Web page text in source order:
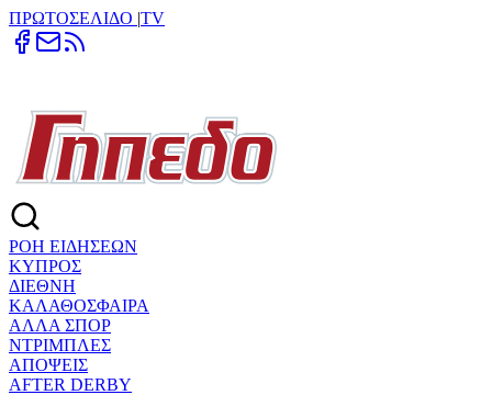
ΠΡΩΤΟΣΕΛΙΔΟ |TV
ΡΟΗ ΕΙΔΗΣΕΩΝ
ΚΥΠΡΟΣ
ΔΙΕΘΝΗ
ΚΑΛΑΘΟΣΦΑΙΡΑ
ΑΛΛΑ ΣΠΟΡ
ΝΤΡΙΜΠΛΕΣ
ΑΠΟΨΕΙΣ
AFTER DERBY